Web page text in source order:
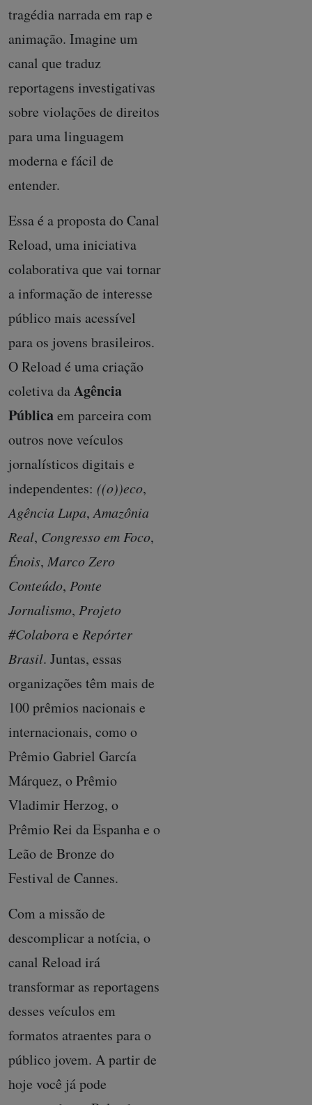
tragédia narrada em rap e
animação. Imagine um
canal que traduz
reportagens investigativas
sobre violações de direitos
para uma linguagem
moderna e fácil de
entender.
Essa é a proposta do Canal
Reload, uma iniciativa
colaborativa que vai tornar
a informação de interesse
público mais acessível
para os jovens brasileiros.
O Reload é uma criação
coletiva daAgência
Públicaem parceira com
outros nove veículos
jornalísticos digitais e
independentes: ((o))eco,
Agência Lupa, Amazônia
Real, Congresso em Foco,
Énois, Marco Zero
Conteúdo, Ponte
Jornalismo, Projeto
#Colabora e Repórter
Brasil. Juntas, essas
organizações têm mais de
100 prêmios nacionais e
internacionais, como o
Prêmio Gabriel García
Márquez, o Prêmio
Vladimir Herzog, o
Prêmio Rei da Espanha e o
Leão de Bronze do
Festival de Cannes.
Com a missão de
descomplicar a notícia, o
canal Reload irá
transformar as reportagens
desses veículos em
formatos atraentes para o
público jovem. A partir de
hoje você já pode